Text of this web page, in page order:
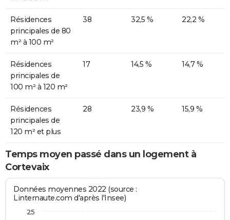
Résidences
principales de 80
m² à 100 m²
38 32,5 % 22,2 %
Résidences
principales de
100 m² à 120 m²
17 14,5 % 14,7 %
Résidences
principales de
120 m² et plus
28 23,9 % 15,9 %
Temps moyen passé dans un logement à
Cortevaix
Données moyennes 2022 (source :
Linternaute.com d'après l'Insee)
25